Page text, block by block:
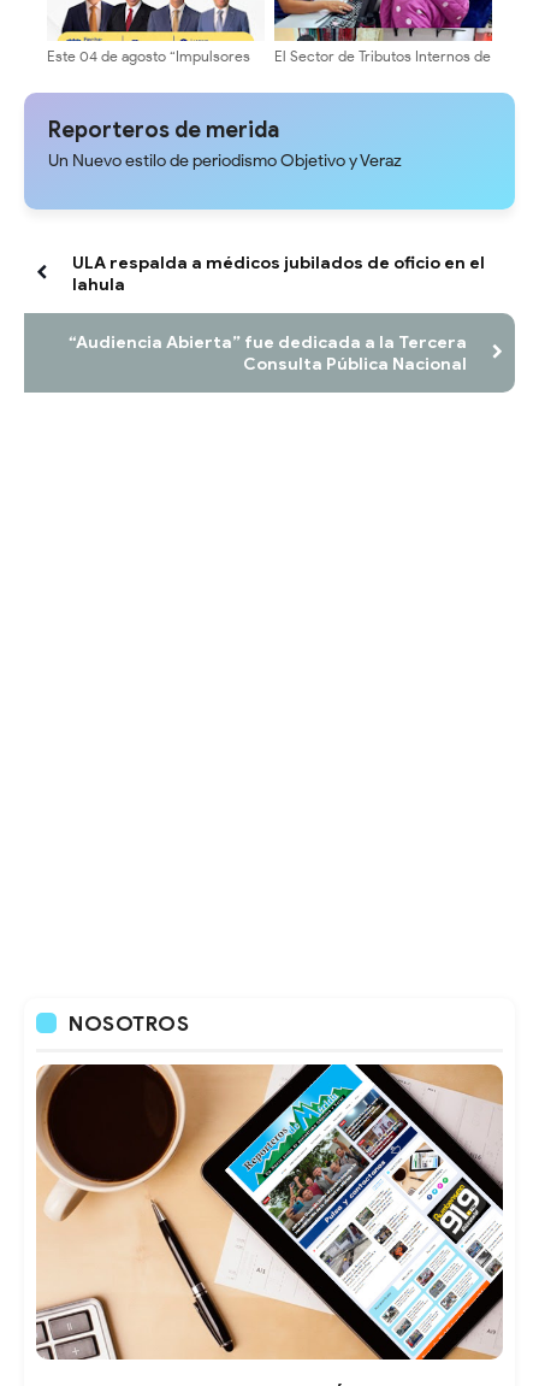
Este 04 de agosto “Impulsores
Universitaria” formalizará
El Sector de Tributos Internos de
servidores públicos al servicio
Reporteros de merida
Un Nuevo estilo de periodismo Objetivo y Veraz
ULA respalda a médicos jubilados de oficio en el
Iahula
“Audiencia Abierta” fue dedicada a la Tercera
Consulta Pública Nacional
NOSOTROS